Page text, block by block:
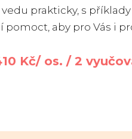
prakticky, s
pomoct, aby pro Vás i
Kč/ os. / 2